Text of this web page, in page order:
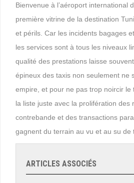
Bienvenue à l’aéroport international
première vitrine de la destination
et périls. Car les incidents bagages
les services sont à tous les niveaux
qualité des prestations laisse
épineux des taxis non seulement ne
empire, et pour ne pas trop noircir le
la liste juste avec la prolifération des
contrebande et des transactions
gagnent du terrain au vu et au su de
ARTICLES ASSOCIÉS